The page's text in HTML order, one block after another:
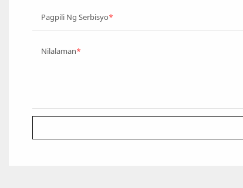
Pagpili Ng Serbisyo
Nilalaman